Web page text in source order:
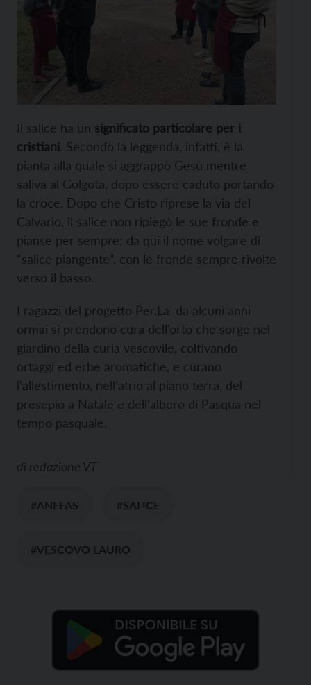
Il salice ha un significato particolare per i
cristiani. Secondo la leggenda, infatti, è la
pianta alla quale si aggrappò Gesù mentre
saliva al Golgota, dopo essere caduto portando
la croce. Dopo che Cristo riprese la via del
Calvario, il salice non ripiegò le sue fronde e
pianse per sempre: da qui il nome volgare di
“salice piangente”, con le fronde sempre rivolte
verso il basso.
I ragazzi del progetto Per.La. da alcuni anni
ormai si prendono cura dell’orto che sorge nel
giardino della curia vescovile, coltivando
ortaggi ed erbe aromatiche, e curano
l’allestimento, nell’atrio al piano terra, del
presepio a Natale e dell’albero di Pasqua nel
tempo pasquale.
di redazione VT
#ANFFAS #SALICE
#VESCOVO LAURO